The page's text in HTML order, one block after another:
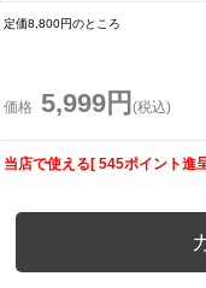
定価8,800円のところ
価格 5,999円 (税込)
当店で使える[ 545ポイント進